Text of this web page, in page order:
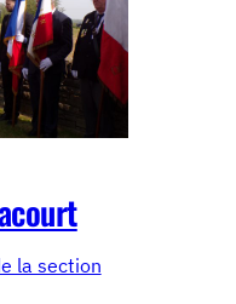
la section